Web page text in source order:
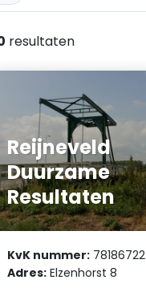
resultaten
Reijneveld
Duurzame
Resultaten
KvK nummer: 78186722
Adres: Elzenhorst 8